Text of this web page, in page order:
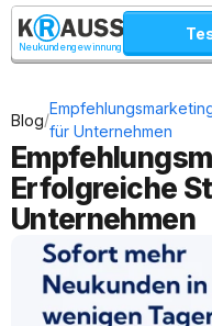
Neukundengewinnung
Blog/
für Unternehmen
Erfolgreiche
Unternehmen